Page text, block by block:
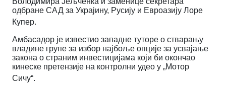
одбране САД за Украјину, Русију и Евроазију Лоре
Купер.
Амбасадор је известио западне туторе о стварању
владине групе за избор најбоље опције за усвајање
закона о страним инвестицијама који би окончао
кинеске претензије на контролни удео у „Мотор
Сичу“.